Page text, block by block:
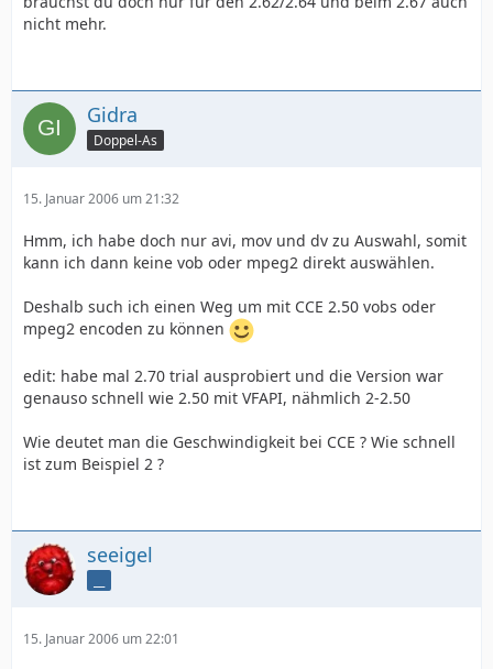
nicht mehr.
Gidra
Doppel-As
15. Januar 2006 um 21:32
Hmm, ich habe doch nur avi, mov und dv zu Auswahl, somit
kann ich dann keine vob oder mpeg2 direkt auswählen.
Deshalb such ich einen Weg um mit CCE 2.50 vobs oder
mpeg2 encoden zu können
edit: habe mal 2.70 trial ausprobiert und die Version war
genauso schnell wie 2.50 mit VFAPI, nähmlich 2-2.50
Wie deutet man die Geschwindigkeit bei CCE ? Wie schnell
ist zum Beispiel 2 ?
seeigel
15. Januar 2006 um 22:01